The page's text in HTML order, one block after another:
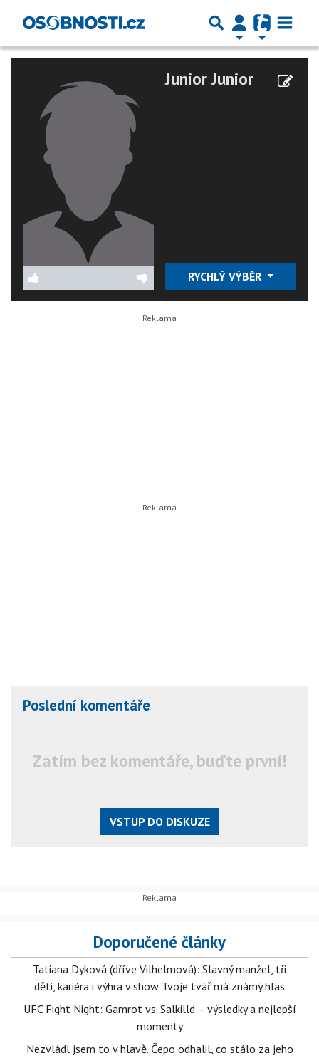
Junior Junior
RYCHLÝ VÝBĚR
Poslední komentáře
Zatím bez komentáře, buďte první!
VSTUP DO DISKUZE
Doporučené články
Tatiana Dyková (dříve Vilhelmová): Slavný manžel, tři
děti, kariéra i výhra v show Tvoje tvář má známý hlas
UFC Fight Night: Gamrot vs. Salkilld – výsledky a nejlepší
momenty
Nezvládl jsem to v hlavě. Čepo odhalil, co stálo za jeho